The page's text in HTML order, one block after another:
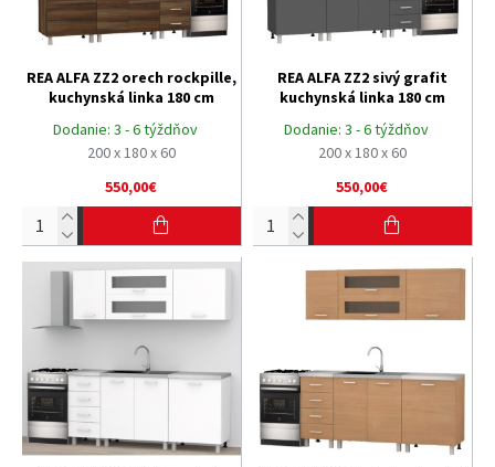
Dodanie: 3 - 6 týždňov
200 x 180 x 60
REA ALFA ZZ2 orech rockpille,
kuchynská linka 180 cm
550,00€
Dodanie: 3 - 6 týždňov
200 x 180 x 60
REA ALFA ZZ2 sivý grafit
kuchynská linka 180 cm
550,00€